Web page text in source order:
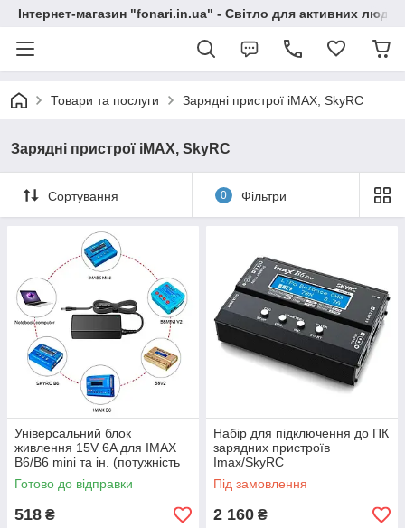
Інтернет-магазин "fonari.in.ua" - Світло для активних людей
Товари та послуги Зарядні пристрої iMAX, SkyRC
Зарядні пристрої iMAX, SkyRC
Сортування 0 Фільтри
Універсальний блок
живлення 15V 6A для IMAX
B6/B6 mini та ін. (потужність
80W)
Готово до відправки
518 ₴
Набір для підключення до ПК
зарядних пристроїв
Imax/SkyRC
Під замовлення
2 160 ₴